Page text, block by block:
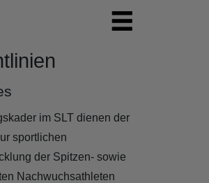
im SLT dienen der
sportlichen
der Spitzen- sowie
Nachwuchsathleten